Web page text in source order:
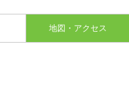
地図・アクセス